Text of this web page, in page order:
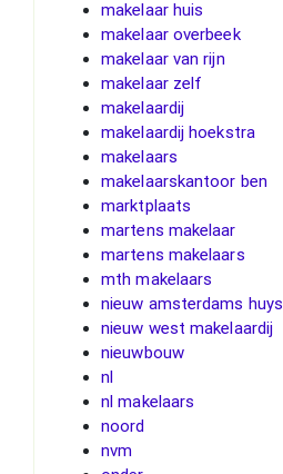
makelaar huis
makelaar overbeek
makelaar van rijn
makelaar zelf
makelaardij
makelaardij hoekstra
makelaars
makelaarskantoor ben
marktplaats
martens makelaar
martens makelaars
mth makelaars
nieuw amsterdams huys
nieuw west makelaardij
nieuwbouw
nl
nl makelaars
noord
nvm